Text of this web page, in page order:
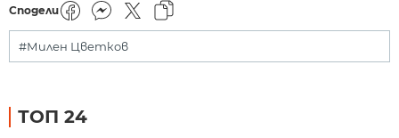
Сподели
#Милен Цветков
ТОП 24